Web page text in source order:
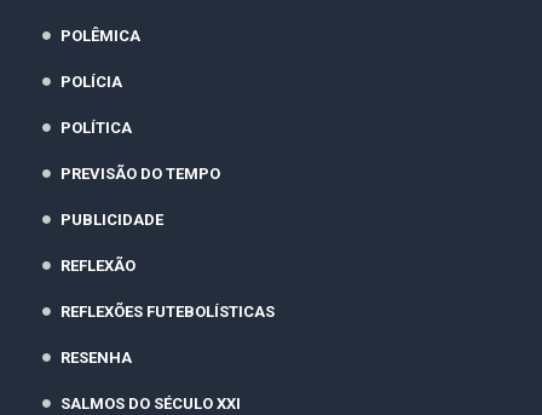
POLÊMICA
POLÍCIA
POLÍTICA
PREVISÃO DO TEMPO
PUBLICIDADE
REFLEXÃO
REFLEXÕES FUTEBOLÍSTICAS
RESENHA
SALMOS DO SÉCULO XXI